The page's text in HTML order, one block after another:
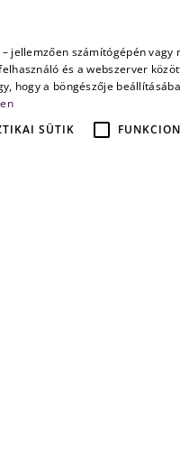
várja, hogy
Endre
jellemzően számítógépén
és a webszerver
hogy a böngészője
SÜTIK